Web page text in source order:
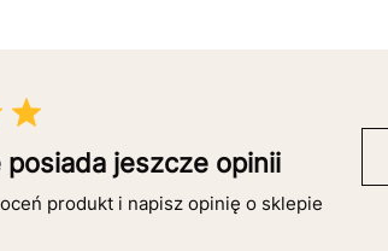
posiada jeszcze opinii
produkt i napisz opinię o sklepie